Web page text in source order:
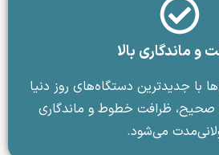
و ماندگاری بالا
با جدیدترین دستگاه‌های روز دنیا
ظرافت خطوط و ماندگاری
می‌شود.